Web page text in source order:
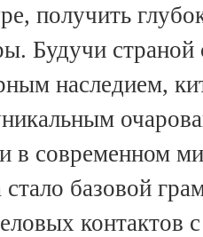
получить
Будучи
наследием,
в современном
стало базовой
контактов